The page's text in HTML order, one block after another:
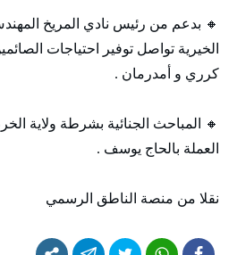
🔸 بدعم من رئيس نادي المريخ
كرري و أمدرمان .
🔸 المباحث الجنائية بشرطة ولاية
العملة بالحاج يوسف .
نقلا من منصة الناطق الرسمي